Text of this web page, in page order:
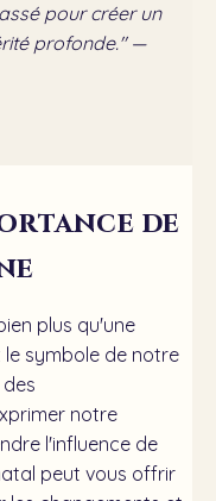
pour créer un
profonde." —
de
plus qu'une
le symbole de notre
notre
l'influence de
peut vous offrir